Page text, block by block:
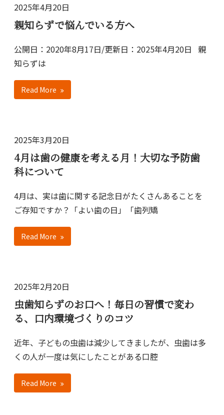
2025年4月20日
親知らずで悩んでいる方へ
公開日：2020年8月17日/更新日：2025年4月20日 親
知らずは
Read More
2025年3月20日
4月は歯の健康を考える月！大切な予防歯
科について
4月は、実は歯に関する記念日がたくさんあることを
ご存知ですか？「よい歯の日」「歯列矯
Read More
2025年2月20日
虫歯知らずのお口へ！毎日の習慣で変わ
る、口内環境づくりのコツ
近年、子どもの虫歯は減少してきましたが、虫歯は多
くの人が一度は気にしたことがある口腔
Read More